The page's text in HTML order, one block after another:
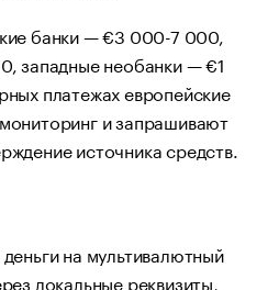
банки — €3 000-7 000,
западные необанки — €1
платежах европейские
и запрашивают
источника средств.
на мультивалютный
локальные реквизиты,